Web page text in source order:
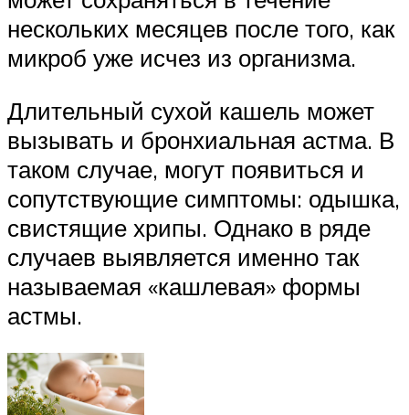
нескольких месяцев после того, как
микроб уже исчез из организма.
Длительный сухой кашель может
вызывать и бронхиальная астма. В
таком случае, могут появиться и
сопутствующие симптомы: одышка,
свистящие хрипы. Однако в ряде
случаев выявляется именно так
называемая «кашлевая» формы
астмы.